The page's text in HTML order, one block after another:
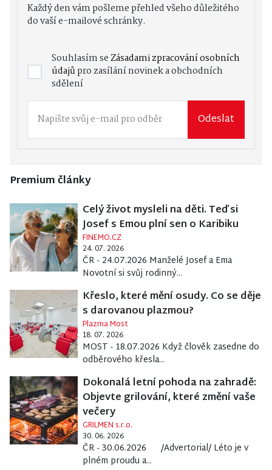
Každý den vám pošleme přehled všeho důležitého
do vaší e-mailové schránky.
Souhlasím seZásadami zpracování osobních
údajůpro zasílání novinek a obchodních
sdělení
Odeslat
Premium články
Celý život mysleli na děti. Teď si
Josef s Emou plní sen o Karibiku
FINEMO.CZ
24. 07. 2026
ČR - 24.07.2026 Manželé Josef a Ema
Novotní si svůj rodinný...
Křeslo, které mění osudy. Co se děje
s darovanou plazmou?
Plazma Most
18. 07. 2026
MOST - 18.07.2026 Když člověk zasedne do
odběrového křesla...
Dokonalá letní pohoda na zahradě:
Objevte grilování, které změní vaše
večery
GRILMEN s.r.o.
30. 06. 2026
ČR - 30.06.2026 /Advertorial/ Léto je v
plném proudu a...